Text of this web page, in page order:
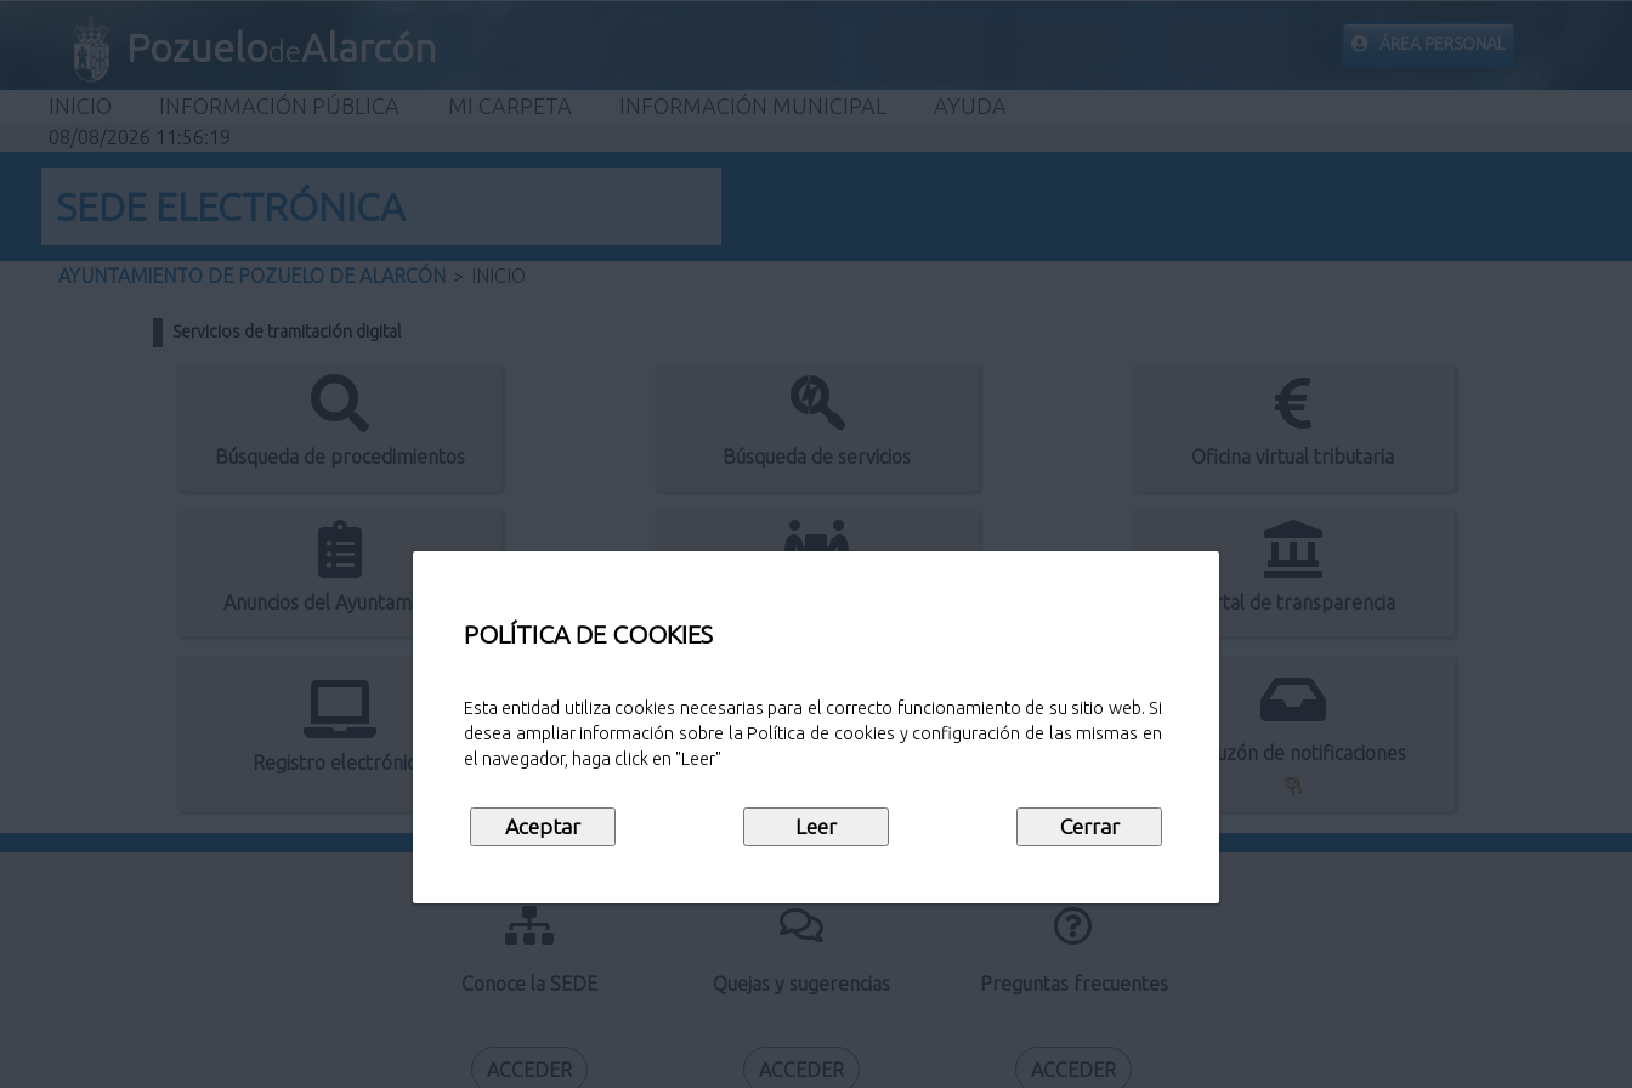
POLÍTICA DE COOKIES
Esta entidad utiliza cookies necesarias para el correcto funcionamiento de su sitio web. Si
desea ampliar información sobre la Política de cookies y configuración de las mismas en
el navegador, haga click en "Leer"
PozuelodeAlarcón ÁREA PERSONAL
INICIO INFORMACIÓN PÚBLICA MI CARPETA INFORMACIÓN MUNICIPAL AYUDA
08/08/2026 11:56:19
SEDE ELECTRÓNICA
AYUNTAMIENTO DE POZUELO DE ALARCÓN > INICIO
Servicios de tramitación digital
Búsqueda de procedimientos Búsqueda de servicios Oficina virtual tributaria
Anuncios del Ayuntamiento Portal de transparencia
Registro electrónico
Verificación de documentos
Mi buzón de notificaciones
Conoce la SEDE
ACCEDER
Quejas y sugerencias
ACCEDER
Preguntas frecuentes
ACCEDER